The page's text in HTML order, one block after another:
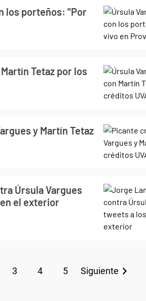
los porteños: "Por
Tetaz por los
y Martín Tetaz
Úrsula Vargues
el exterior
3 4 5 Siguiente